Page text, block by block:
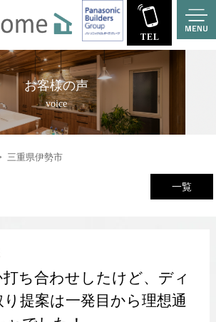
お客様の声
voice
三重県伊勢市
一覧
ち合わせしたけど、ディ
提案は一発目から理想通